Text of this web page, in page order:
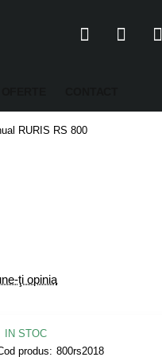
RURIS RS 800
ţi opinia
IN STOC
produs: 800rs2018